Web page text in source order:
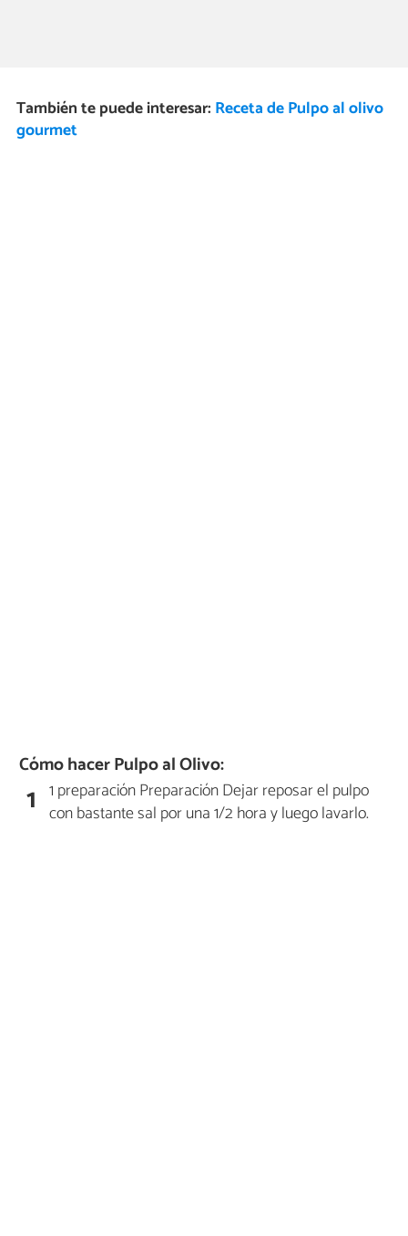
También te puede interesar: Receta de Pulpo al olivo
gourmet
Cómo hacer Pulpo al Olivo:
1 1 preparación Preparación Dejar reposar el pulpo
con bastante sal por una 1/2 hora y luego lavarlo.